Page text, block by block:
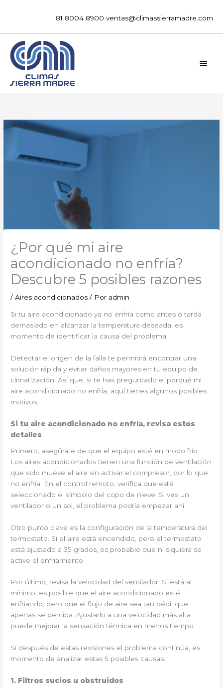
81 8004 8900 ventas@climassierramadre.com
¿Por qué mi aire
acondicionado no enfría?
Descubre 5 posibles razones
/Aires acondicionados / Por admin
Si tu aire acondicionado ya no enfría como antes o tarda
demasiado en alcanzar la temperatura deseada, es
momento de identificar la causa del problema.
Detectar el origen de la falla te permitirá encontrar una
solución rápida y evitar daños mayores en tu equipo de
climatización. Así que, si te has preguntado el porqué mi
aire acondicionado no enfría, aquí tienes algunos posibles
motivos.
Si tu aire acondicionado no enfría, revisa estos
detalles
Primero, asegúrate de que el equipo esté en modo frío.
Los aires acondicionados tienen una función de ventilación
que solo mueve el aire sin activar el compresor, por lo que
no enfría. En el control remoto, verifica que esté
seleccionado el símbolo del copo de nieve. Si ves un
ventilador o un sol, el problema podría empezar ahí.
Otro punto clave es la configuración de la temperatura del
termostato. Si el aire está encendido, pero el termostato
está ajustado a 35 grados, es probable que ni siquiera se
active el enfriamiento.
Por último, revisa la velocidad del ventilador. Si está al
mínimo, es posible que el aire acondicionado esté
enfriando, pero que el flujo de aire sea tan débil que
apenas se perciba. Ajustarlo a una velocidad más alta
puede mejorar la sensación térmica en menos tiempo.
Si después de estas revisiones el problema continúa, es
momento de analizar estas 5 posibles causas.
1. Filtros sucios u obstruidos